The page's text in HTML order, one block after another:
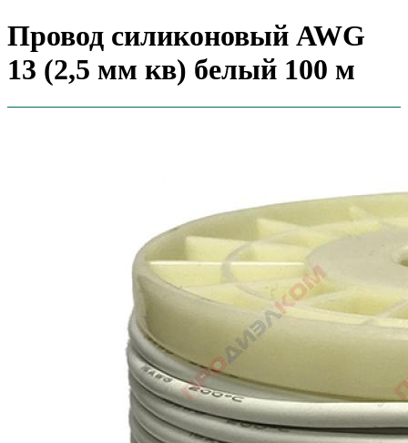
Провод силиконовый AWG
13 (2,5 мм кв) белый 100 м